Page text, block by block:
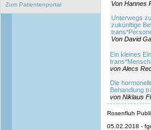
Zum Patientenportal
Von Hannes
Unterwegs
zukünftige
Von David
Ein kleines
von Alecs
Die
Behandlung
von Niklaus
Rosenfluh
05.02.2018 - fgr